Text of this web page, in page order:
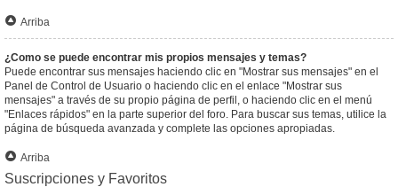
Arriba
¿Como se puede encontrar mis propios mensajes y temas?
Puede encontrar sus mensajes haciendo clic en "Mostrar sus mensajes" en el
Panel de Control de Usuario o haciendo clic en el enlace "Mostrar sus
mensajes" a través de su propio página de perfil, o haciendo clic en el menú
"Enlaces rápidos" en la parte superior del foro. Para buscar sus temas, utilice la
página de búsqueda avanzada y complete las opciones apropiadas.
Arriba
Suscripciones y Favoritos